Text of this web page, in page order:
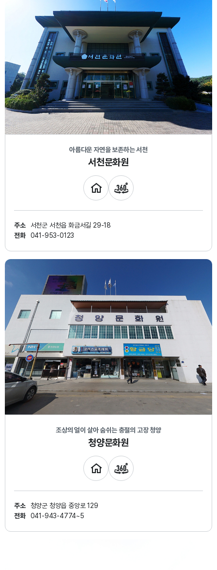
아름다운 자연을 보존하는 서천
서천문화원
주소
서천군 서천읍 화금서길 29-18
전화
041-953-0123
조상의 얼이 살아 숨쉬는 충절의 고장 청양
청양문화원
주소
청양군 청양읍 중앙로 129
전화
041-943-4774~5